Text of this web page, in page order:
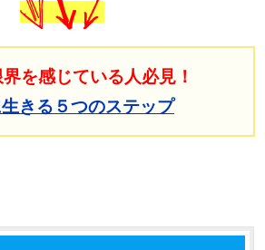
を感じている人必見！
きる５つのステップ